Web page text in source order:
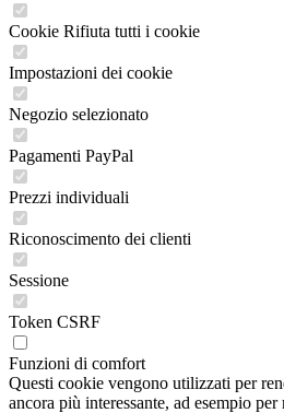
Cookie Rifiuta tutti i cookie
Impostazioni dei cookie
Negozio selezionato
Pagamenti PayPal
Prezzi individuali
Riconoscimento dei clienti
Sessione
Token CSRF
Funzioni di comfort
Questi cookie vengono utilizzati per
ancora più interessante, ad esempio